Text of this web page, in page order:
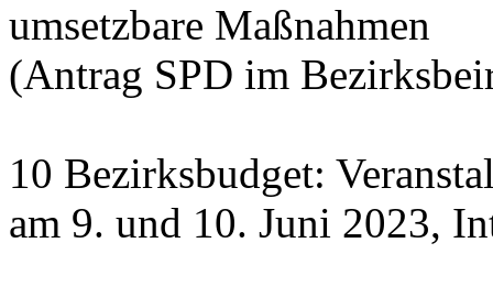
umsetzbare Maßnahmen
(Antrag SPD im
10 Bezirksbudget:
am 9. und 10. Juni 2023,